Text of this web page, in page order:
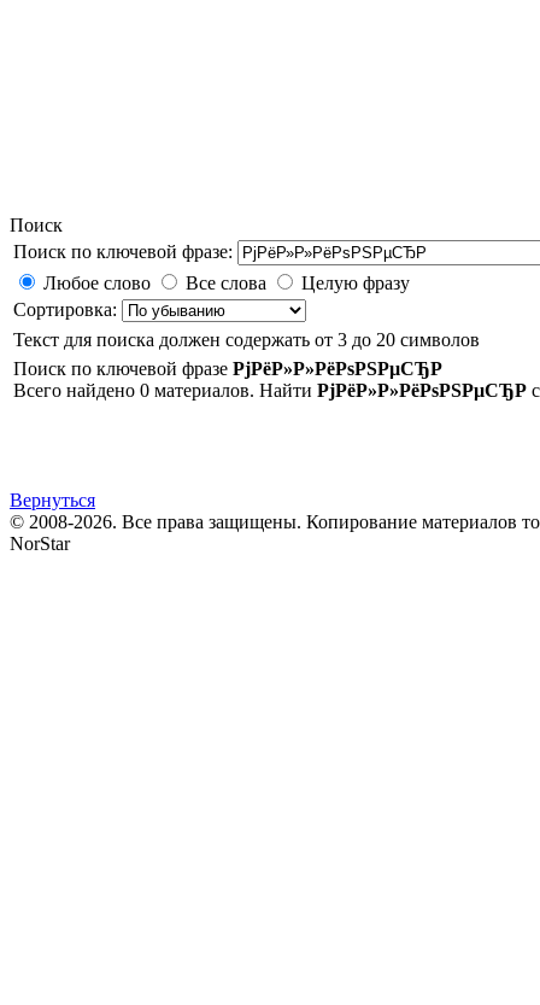
Поиск
Поиск по ключевой фразе:
Любое слово
Все слова
Целую фразу
Сортировка:
Текст для поиска должен содержать от 3 до 20 символов
Поиск по ключевой фразе РјРёР»Р»РёРѕРЅРµСЂР
Всего найдено 0 материалов. Найти РјРёР»Р»РёРѕРЅРµСЂР
Вернуться
© 2008-2026. Все права защищены. Копирование материалов
NorStar